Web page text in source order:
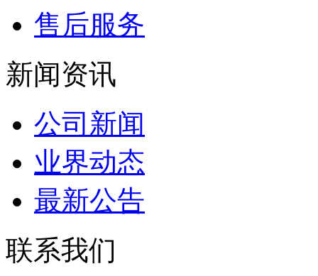
售后服务
新闻资讯
公司新闻
业界动态
最新公告
联系我们